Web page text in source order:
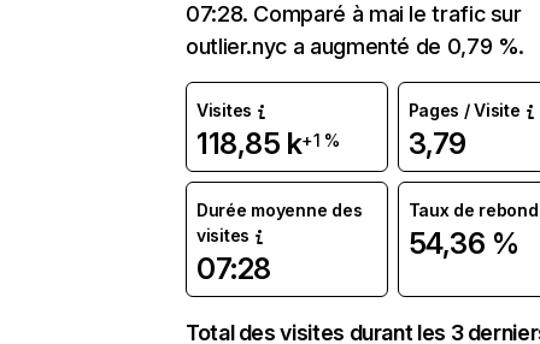
07:28. Comparé à mai le trafic sur
outlier.nyc a augmenté de 0,79 %.
Visites
118,85 k+1 %
Pages / Visite
3,79
Durée moyenne des
visites
07:28
Taux de rebond
54,36 %
Total des visites durant les 3